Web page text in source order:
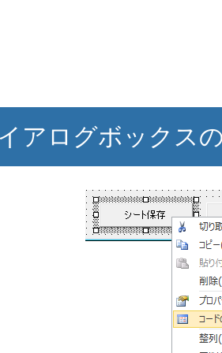
アログボックス